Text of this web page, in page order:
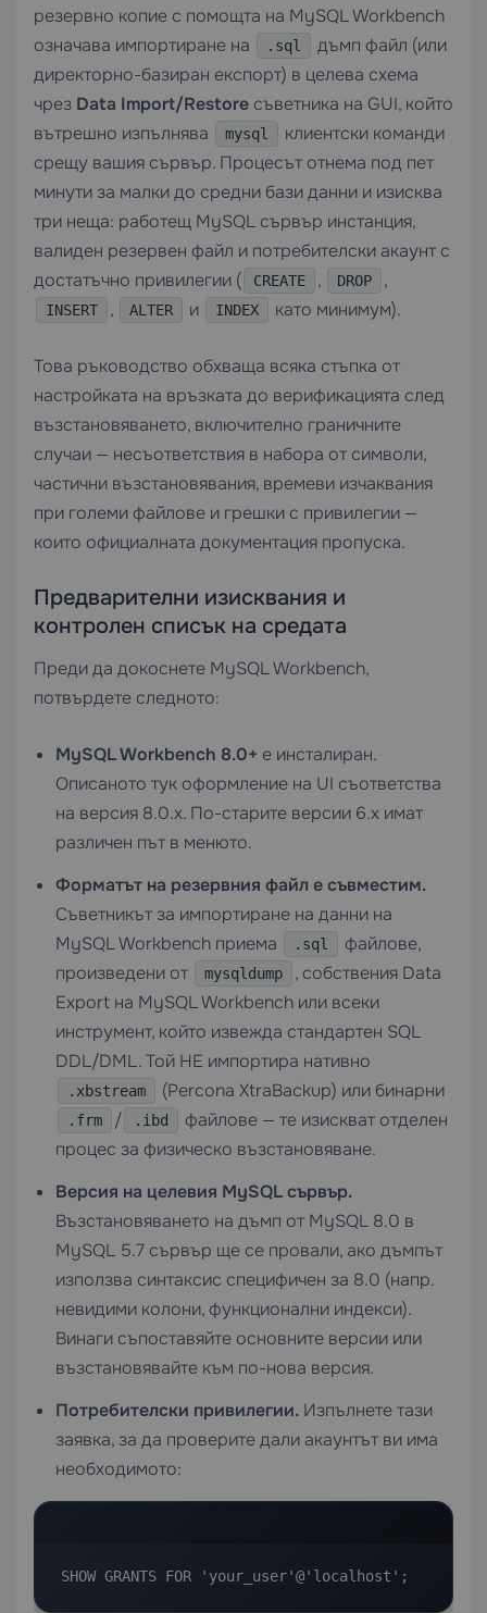
резервно копие с помощта на MySQL Workbench
означава импортиране на
.sql
дъмп файл (или
директорно-базиран експорт) в целева схема
чрез Data Import/Restore съветника на GUI, който
вътрешно изпълнява
mysql
клиентски команди
срещу вашия сървър. Процесът отнема под пет
минути за малки до средни бази данни и изисква
три неща: работещ MySQL сървър инстанция,
валиден резервен файл и потребителски акаунт с
достатъчно привилегии (
CREATE , DROP ,
INSERT , ALTER и INDEX като минимум).
Това ръководство обхваща всяка стъпка от
настройката на връзката до верификацията след
възстановяването, включително граничните
случаи — несъответствия в набора от символи,
частични възстановявания, времеви изчаквания
при големи файлове и грешки с привилегии —
които официалната документация пропуска.
Предварителни изисквания и
контролен списък на средата
Преди да докоснете MySQL Workbench,
потвърдете следното:
MySQL Workbench 8.0+ е инсталиран.
Описаното тук оформление на UI съответства
на версия 8.0.x. По-старите версии 6.x имат
различен път в менюто.
Форматът на резервния файл е съвместим.
Съветникът за импортиране на данни на
MySQL Workbench приема
.sql
файлове,
произведени от
mysqldump
, собствения Data
Export на MySQL Workbench или всеки
инструмент, който извежда стандартен SQL
DDL/DML. Той НЕ импортира нативно
.xbstream (Percona XtraBackup) или бинарни
.frm / .ibd
файлове — те изискват отделен
процес за физическо възстановяване.
Версия на целевия MySQL сървър.
Възстановяването на дъмп от MySQL 8.0 в
MySQL 5.7 сървър ще се провали, ако дъмпът
използва синтаксис специфичен за 8.0 (напр.
невидими колони, функционални индекси).
Винаги съпоставяйте основните версии или
възстановявайте към по-нова версия.
Потребителски привилегии. Изпълнете тази
заявка, за да проверите дали акаунтът ви има
необходимото:
SHOW GRANTS FOR 'your_user'@'localhost';